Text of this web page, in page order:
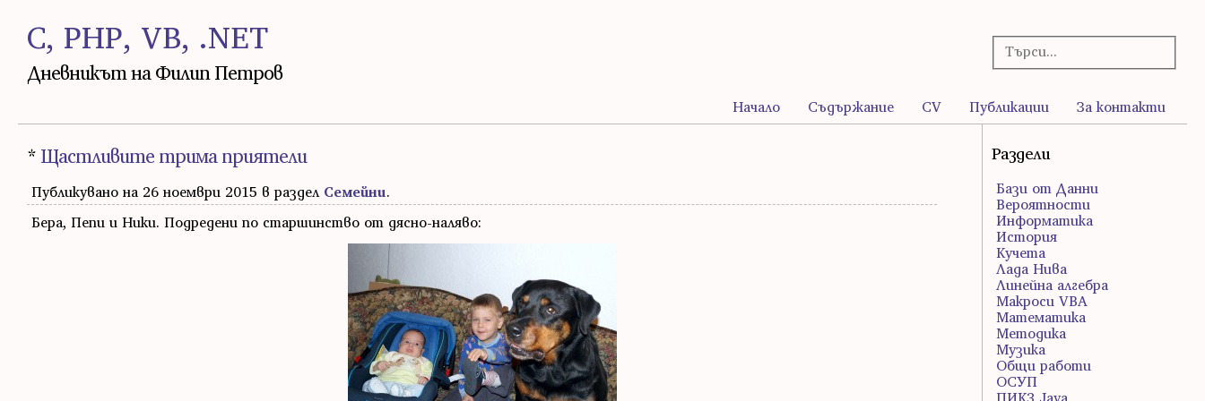
C, PHP, VB, .NET
Дневникът на Филип Петров
Начало Съдържание CV Публикации За контакти
* Щастливите трима приятели
Публикувано на 26 ноември 2015 в раздел Семейни.
Бера, Пепи и Ники. Подредени по старшинство от дясно-наляво:
Раздели
Бази от Данни
Вероятности
Информатика
История
Кучета
Лада Нива
Линейна алгебра
Макроси VBA
Математика
Методика
Музика
Общи работи
ОСУП